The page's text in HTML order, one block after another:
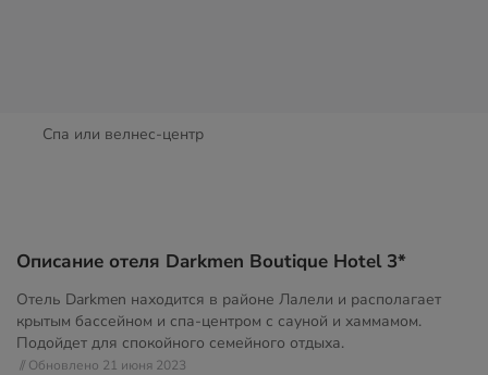
Спа или велнес-центр
Описание отеля Darkmen Boutique Hotel 3*
Отель Darkmen находится в районе Лалели и располагает
крытым бассейном и спа-центром с сауной и хаммамом.
Подойдет для спокойного семейного отдыха.
// Обновлено 21 июня 2023